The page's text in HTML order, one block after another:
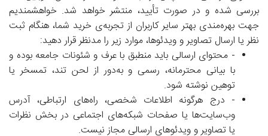
بررسی شده و در صورت تأیید، منتشر خواهد شد. خواهشمندیم
جهت بهره‌مندی بهتر سایر کاربران از تجربه‌ی خرید شما، هنگام ثبت
نظر یا ارسال تصاویر و ویدئوها، موارد زیر را مدنظر قرار دهید:
- محتوای ارسالی باید منطبق با عرف و شئونات جامعه بوده و
با بیانی محترمانه، رسمی و به‌دور از لحن تند، تمسخر یا
توهین نوشته شود.
- درج هرگونه اطلاعات شخصی، راه‌های ارتباطی، آدرس
وب‌سایت‌ها یا صفحات شبکه‌های اجتماعی در بخش نظرات
یا تصاویر و ویدئوهای ارسالی مجاز نیست.